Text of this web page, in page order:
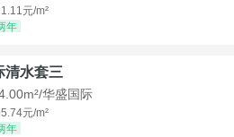
元/m²
年
清水套三
华盛国际
元/m²
年